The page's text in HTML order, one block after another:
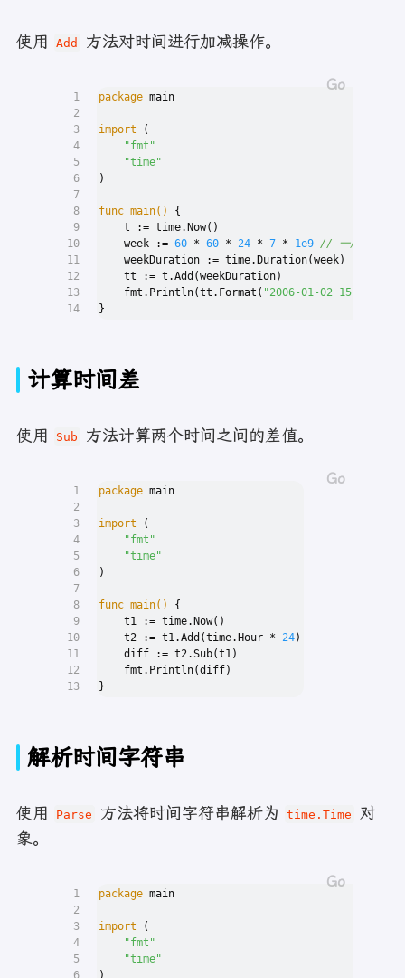
使用 Add 方法对时间进行加减操作。
1
2
3
4
5
6
7
8
9
10
11
12
13
14
package main
import (
"fmt"
"time"
)
func main()
{
    t := time.Now()
    week :=
60 * 60 * 24 * 7 * 1e9 // 一周的纳秒数
    weekDuration := time.Duration(week)
    tt := t.Add(weekDuration)
    fmt.Println(tt.Format(
"2006-01-02 15:04:05"
}
计算时间差
使用 Sub 方法计算两个时间之间的差值。
1
2
3
4
5
6
7
8
9
10
11
12
13
package main
import (
"fmt"
"time"
)
func main()
{
    t1 := time.Now()
    t2 := t1.Add(time.Hour *
24)
    diff := t2.Sub(t1)
    fmt.Println(diff)
}
解析时间字符串
使用 Parse 方法将时间字符串解析为 time.Time
对
象。
1
2
3
4
5
6
package main
import (
"fmt"
"time"